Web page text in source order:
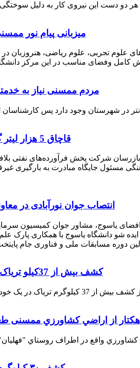
میزبانی پیام نور ممسنی از ۱۰۰۰
برگزاری کنکور سراسری اظهار داشت: 1000 نفر از داوطلبان در رشته های علوم تجربی،
مردم ممسنی نیاز به
قاچاق 5 هزار لیتر گازوئیل در ممسنی
بازرسان شرکت پخش فرآورده‌های نفتی
هماهنگی مسئول جایگاه مبادرت به بارگیری
انتصاب جوان نورآبادی در
یاسوج، مشاور جوان کمیسیون
شو دانشگاه یاسوج با همکاری پارک علم
کشف بیش از 37کیلو تریاک جاساز در ممسنی
200 هكتار از اراضي كشاورزي